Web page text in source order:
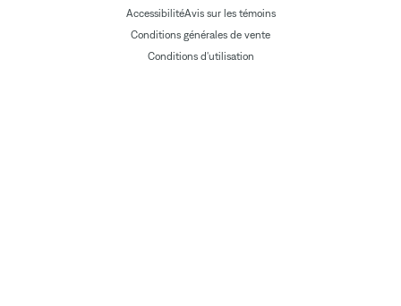
AccessibilitéAvis sur les témoins
Conditions générales de vente
Conditions d'utilisation